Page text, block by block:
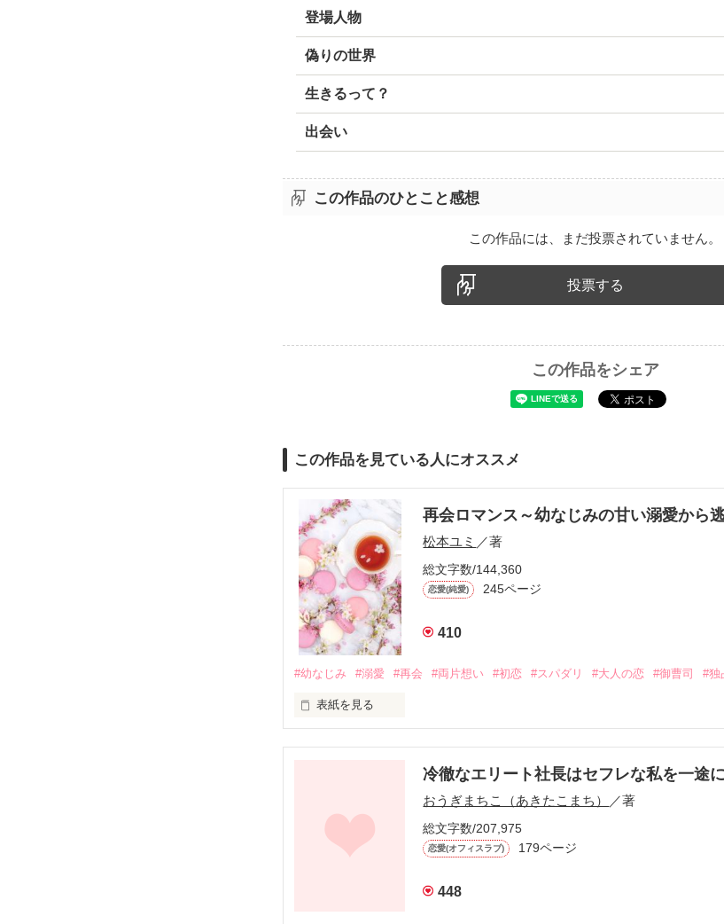
登場人物
偽りの世界
生きるって？
出会い
この作品のひとこと感想
この作品には、まだ投票されていません。
投票する
この作品をシェア
この作品を見ている人にオススメ
再会ロマンス～幼なじみの甘い溺愛から
松本ユミ ／著
総文字数/144,360
恋愛(純愛) 245ページ
410
#幼なじみ #溺愛 #再会 #両片想い #初恋 #スパダリ #大人の恋 #御曹司 #独
表紙を見る
しかし、ある出来事をきっかけに二人の関係は壊れてしまう。
関係修復もできないまま、美桜は両親の離婚によって
引っ越すことになり、哲平とも離れ離れになった。
冷徹なエリート社長はセフレな私を一途
おうぎまちこ（あきたこまち） ／著
総文字数/207,975
恋愛(オフィスラブ) 179ページ
448